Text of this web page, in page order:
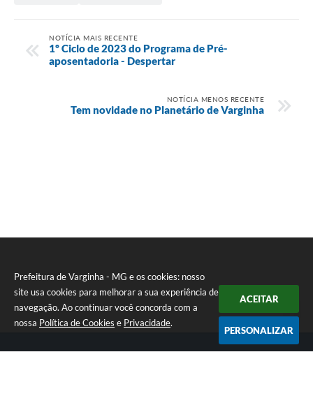
Prefeitura de Varginha - MG e os cookies: nosso
site usa cookies para melhorar a sua experiência de
navegação. Ao continuar você concorda com a
nossa Política de Cookies e Privacidade.
ACEITAR
PERSONALIZAR
NOTÍCIA MAIS RECENTE
1º Ciclo de 2023 do Programa de Pré-
aposentadoria - Despertar
NOTÍCIA MENOS RECENTE
Tem novidade no Planetário de Varginha